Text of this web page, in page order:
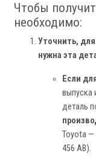
Чтобы
необходимо:
Уточнить,
нужна эта
Если
выпуска
деталь
Toyota —
456 AB).